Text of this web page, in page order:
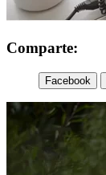
Comparte:
Facebook